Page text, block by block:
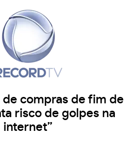
de compras de fim de
risco de golpes na
internet”